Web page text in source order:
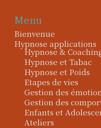
Menu
Bienvenue
Hypnose applications
Hypnose &
Hypnose et Tabac
Hypnose et Poids
Etapes de vies
Gestion des
Gestion des
Enfants et
Ateliers